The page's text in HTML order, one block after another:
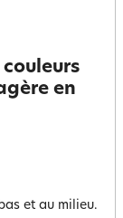
en
et au milieu.